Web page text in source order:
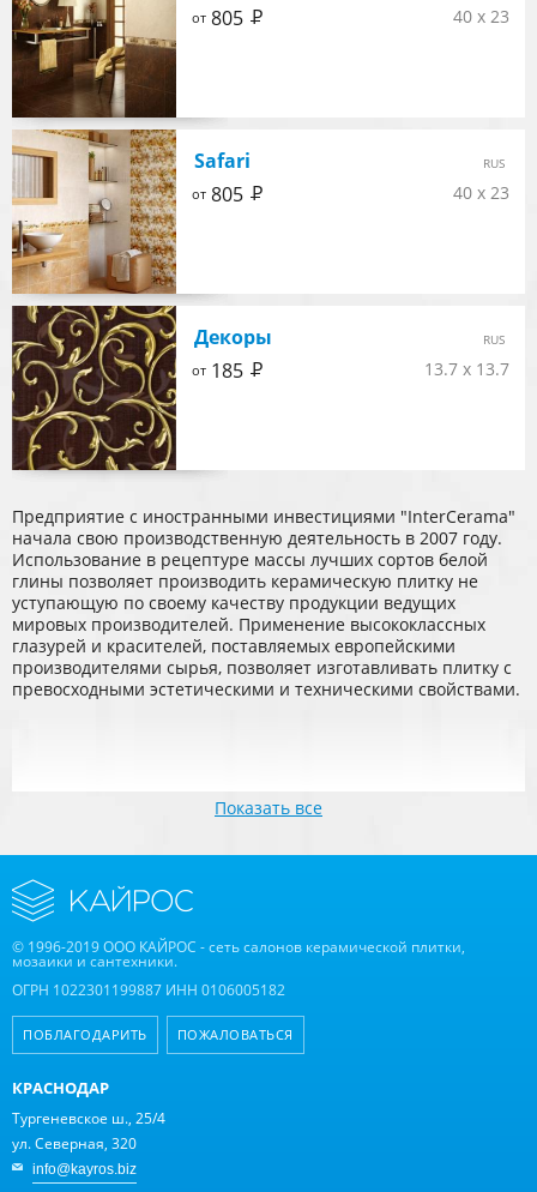
40 x 23
от805 Р
Safari
40 x 23
RUS
от805 Р
Декоры
13.7 x 13.7
RUS
от185 Р
Предприятие с иностранными инвестициями "InterCerama"
начала свою производственную деятельность в 2007 году.
Использование в рецептуре массы лучших сортов белой
глины позволяет производить керамическую плитку не
уступающую по своему качеству продукции ведущих
мировых производителей. Применение высококлассных
глазурей и красителей, поставляемых европейскими
производителями сырья, позволяет изготавливать плитку с
превосходными эстетическими и техническими свойствами.
Показать все
© 1996-2019 ООО КАЙРОС - сеть салонов керамической плитки,
мозаики и сантехники.
ОГРН 1022301199887 ИНН 0106005182
ПОБЛАГОДАРИТЬ ПОЖАЛОВАТЬСЯ
КРАСНОДАР
Тургеневское ш., 25/4
ул. Северная, 320
info@kayros.biz